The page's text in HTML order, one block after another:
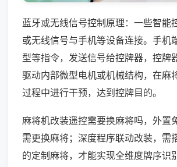
蓝牙或无线信号控制原理：一些智能
或无线信号与手机等设备连接。手机
型等指令，发送信号给控牌器，控牌
驱动内部微型电机或机械结构，在麻
过程中进行干预，达到控牌目的。
麻将机改装遥控需要换麻将吗，外置
需更换麻将；深度程序联动改装，需
的定制麻将，才能实现全维度牌序识